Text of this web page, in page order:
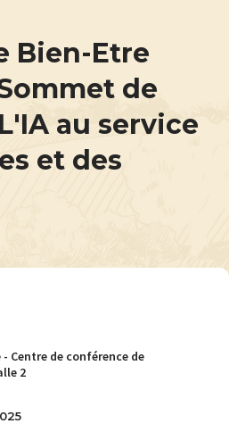
Bien-Etre
de
au service
et des
Centre de conférence de
2